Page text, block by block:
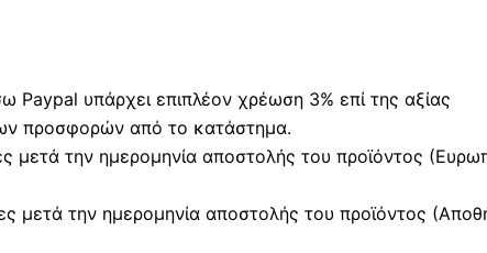
υπάρχει επιπλέον χρέωση 3% επί της αξίας
προσφορών από το κατάστημα.
την ημερομηνία αποστολής του προϊόντος
μετά την ημερομηνία αποστολής του προϊόντος